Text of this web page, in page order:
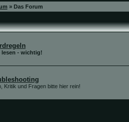
» Das Forum
lesen - wichtig!
Kritik und Fragen bitte hier rein!